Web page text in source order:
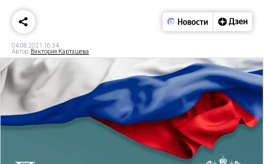
04.08.2021 16:34
Автор: Виктория Карташева